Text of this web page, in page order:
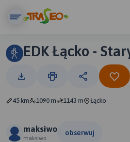
EDK Łącko -
45 km 1090 m 1143 m Łącko
maksiwo
maksiwo
obserwuj